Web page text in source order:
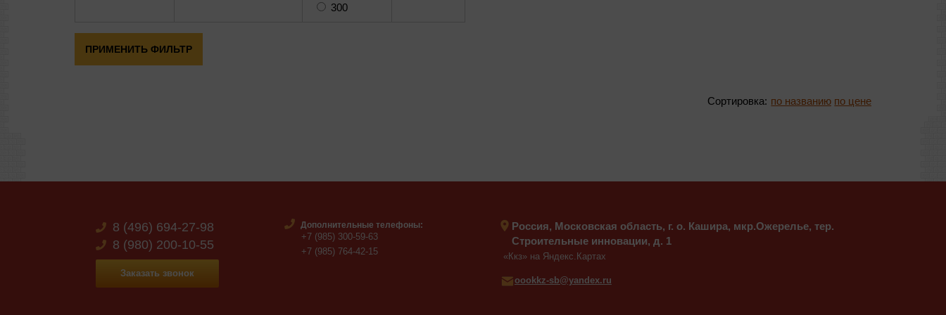
300
Сортировка:
8 (496) 694-27-98
8 (980) 200-10-55
Заказать звонок
Дополнительные телефоны:
+7 (985) 300-59-63
+7 (985) 764-42-15
Россия, Московская область, г. о. Кашира, мкр.Ожерелье, тер.
Строительные инновации, д. 1
«Ккз» на Яндекс.Картах
oookkz-sb@yandex.ru